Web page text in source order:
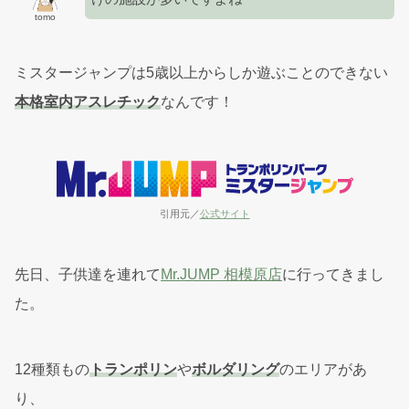
tomo
ミスタージャンプは5歳以上からしか遊ぶことのできない
本格室内アスレチックなんです！
引用元／公式サイト
先日、子供達を連れて Mr.JUMP 相模原店に行ってきまし
た。
12種類ものトランポリンやボルダリングのエリアがあ
り、